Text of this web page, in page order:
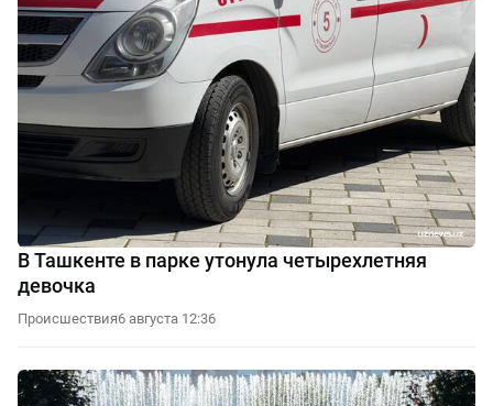
В Ташкенте в парке утонула четырехлетняя
девочка
Происшествия6 августа 12:36